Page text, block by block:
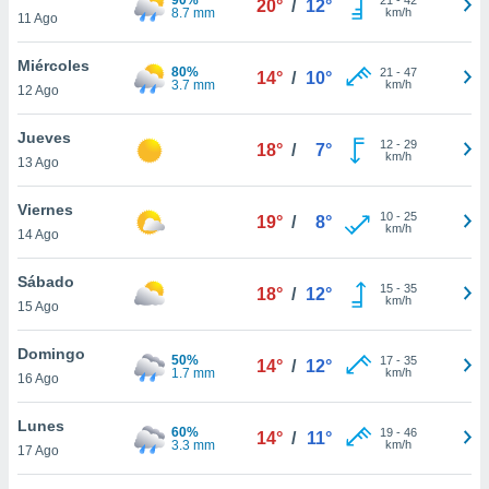
más
nuestra
y
de
disponible
cookies
aceptar
11 Ago
8.7 mm
20° / 12°
km/h
Miércoles
12 Ago
80%
3.7 mm
14° / 10° 21 - 47
km/h
Jueves
13 Ago
18° / 7° 12- 29
km/h
Viernes
14 Ago
19° / 8° 10- 25
km/h
Sábado
15 Ago
18° / 12° 15- 35
km/h
Domingo
16 Ago
50%
1.7 mm
14° / 12° 17- 35
km/h
Lunes
17 Ago
60%
3.3 mm
14° / 11° 19- 46
km/h